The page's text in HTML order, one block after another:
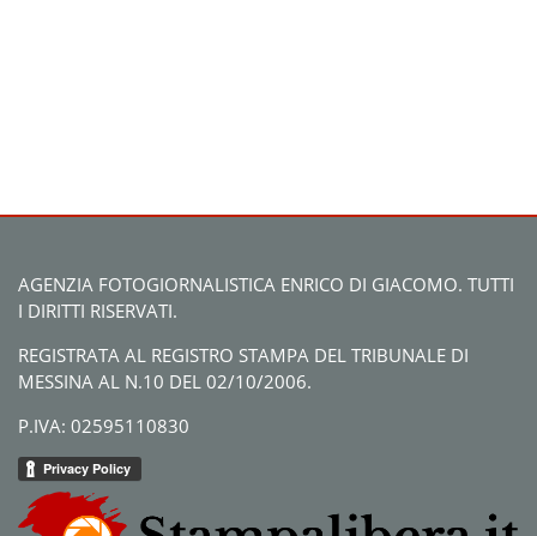
AGENZIA FOTOGIORNALISTICA ENRICO DI GIACOMO. TUTTI
I DIRITTI RISERVATI.
REGISTRATA AL REGISTRO STAMPA DEL TRIBUNALE DI
MESSINA AL N.10 DEL 02/10/2006.
P.IVA: 02595110830